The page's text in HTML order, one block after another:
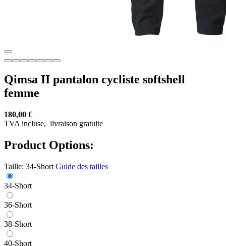
Qimsa II pantalon cycliste softshell
femme
180,00 €
TVA incluse, livraison gratuite
Product Options:
Taille: 34-Short Guide des tailles
34-Short
36-Short
38-Short
40-Short